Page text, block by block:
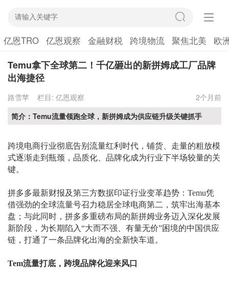
亿恩TRO 亿恩观察 金融财税 跨境物流 聚焦北美 欧
Temu拿下全球第二！千亿砸出的新拼姆成工厂品牌
出海捷径
路雪苹 栏目: 亿恩观察
2个月前
简介：Temu流量领跑全球，新拼姆成为供应链升级关键抓手
跨境电商行业彻底告别流量红利时代，铺货、走量的粗放模
式逐渐走到瓶颈，品质化、品牌化成为行业下半场较量的关
键。
拼多多最新财报及第三方数据印证行业变革趋势： Temu凭
借强劲的全球流量号召力稳居全球电商第二，筑牢出海基本
盘；与此同时，拼多多重磅布局的新拼姆业务迈入深化发展
新阶段，为长期陷入“大而不强、有量无价”困境的中国供应
链，打通了一条品牌化出海的全新快车道。
Tem流量打底，跨境品牌化迎来风口